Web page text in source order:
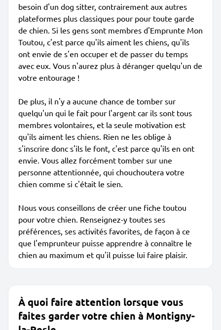
besoin d'un dog sitter, contrairement aux autres
plateformes plus classiques pour pour toute garde
de chien. Si les gens sont membres d'Emprunte Mon
Toutou, c'est parce qu'ils aiment les chiens, qu'ils
ont envie de s'en occuper et de passer du temps
avec eux. Vous n'aurez plus à déranger quelqu'un de
votre entourage !
De plus, il n'y a aucune chance de tomber sur
quelqu'un qui le fait pour l'argent car ils sont tous
membres volontaires, et la seule motivation est
qu'ils aiment les chiens. Rien ne les oblige à
s'inscrire donc s'ils le font, c'est parce qu'ils en ont
envie. Vous allez forcément tomber sur une
personne attentionnée, qui chouchoutera votre
chien comme si c'était le sien.
Nous vous conseillons de créer une fiche toutou
pour votre chien. Renseignez-y toutes ses
préférences, ses activités favorites, de façon à ce
que l'emprunteur puisse apprendre à connaître le
chien au maximum et qu'il puisse lui faire plaisir.
À quoi faire attention lorsque vous
faites garder votre chien à Montigny-